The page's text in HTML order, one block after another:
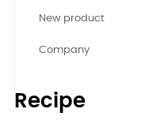
New product
Company
Recipe